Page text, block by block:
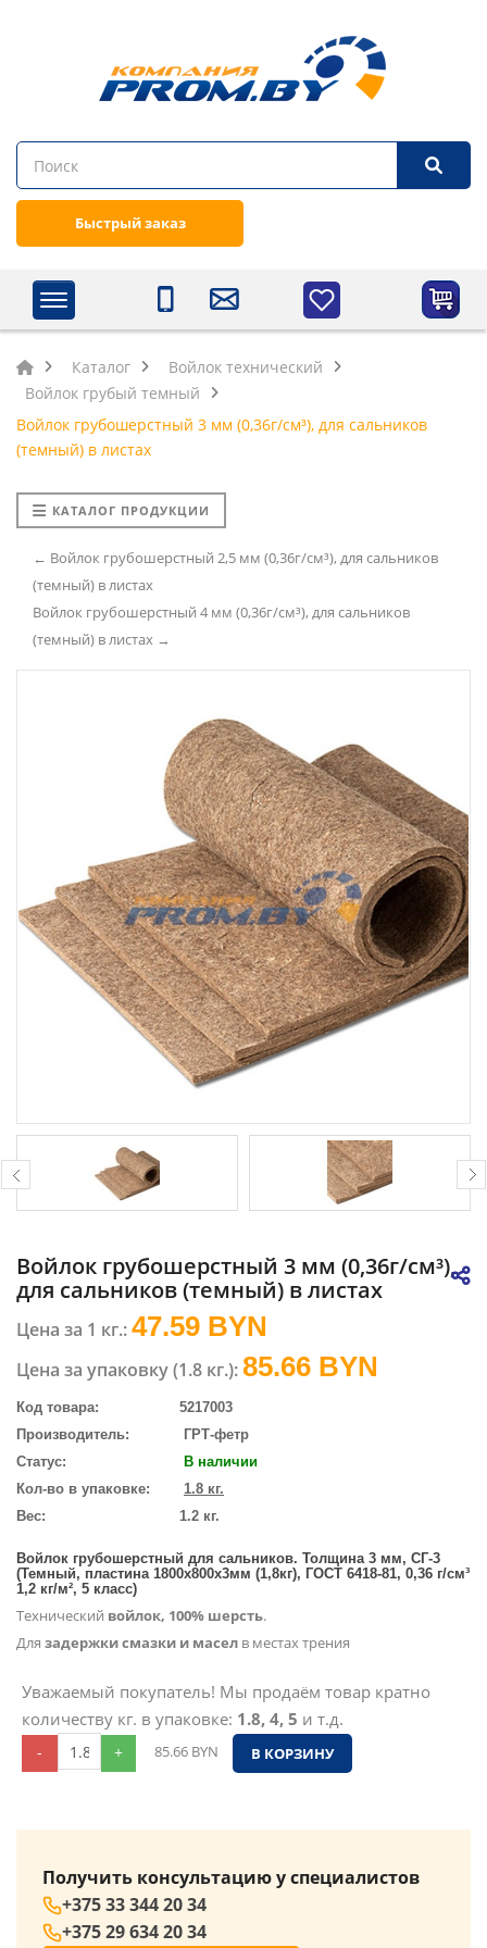
Быстрый заказ
Каталог
Войлок технический
Войлок грубый темный
Войлок грубошерстный 3 мм (0,36г/см³), для сальников
(темный) в листах
КАТАЛОГ ПРОДУКЦИИ
← Войлок грубошерстный 2,5 мм (0,36г/см³), для сальников
(темный) в листах
Войлок грубошерстный 4 мм (0,36г/см³), для сальников
(темный) в листах →
Войлок грубошерстный 3 мм (0,36г/см³),
для сальников (темный) в листах
Цена за 1 кг.:47.59 BYN
Цена за упаковку (1.8 кг.):85.66 BYN
Код товара:
5217003
Производитель:
ГРТ-фетр
Статус:
В наличии
Кол-во в упаковке:
1.8 кг.
Вес:
1.2 кг.
Войлок грубошерстный для сальников. Толщина 3 мм, СГ-3
(Темный, пластина 1800х800х3мм (1,8кг), ГОСТ 6418-81, 0,36 г/см³
1,2 кг/м², 5 класс)
Технический войлок, 100% шерсть.
Для задержки смазки и масел в местах трения
Уважаемый покупатель! Мы продаём товар кратно
количеству кг. в упаковке: 1.8, 4, 5 и т.д.
- + 85.66 BYN В КОРЗИНУ
Получить консультацию у специалистов
+375 33 344 20 34
+375 29 634 20 34